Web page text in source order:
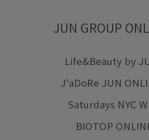
JUN GROUP
Life&Beauty by
J'aDoRe JUN
Saturdays NYC
BIOTOP